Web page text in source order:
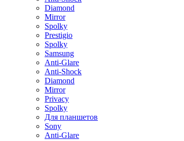
Diamond
Mirror
Spolky
Prestigio
Spolky
Samsung
Anti-Glare
Anti-Shock
Diamond
Mirror
Privacy
Spolky
Для планшетов
Sony
Anti-Glare